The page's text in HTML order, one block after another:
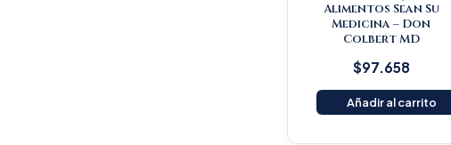
Alimentos Sean Su
Medicina – Don
Colbert MD
$97.658
Añadir al carrito